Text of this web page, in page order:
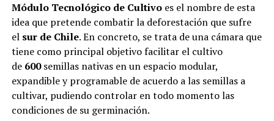
Módulo Tecnológico de Cultivoes el nombre de esta
idea que pretende combatir la deforestación que sufre
el sur de Chile. En concreto, se trata de una cámara que
tiene como principal objetivo facilitar el cultivo
de 600semillas nativas en un espacio modular,
expandible y programable de acuerdo a las semillas a
cultivar, pudiendo controlar en todo momento las
condiciones de su germinación.